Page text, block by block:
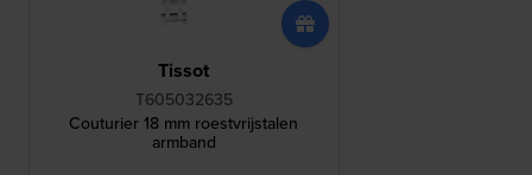
Tissot
T605032635
Couturier 18 mm roestvrijstalen
armband